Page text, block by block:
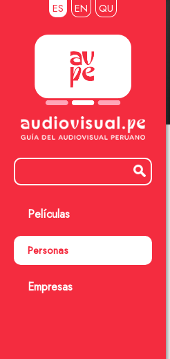
ES EN QU
Películas
Personas
Empresas